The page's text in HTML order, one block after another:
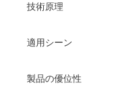
技術原理
適用シーン
製品の優位性